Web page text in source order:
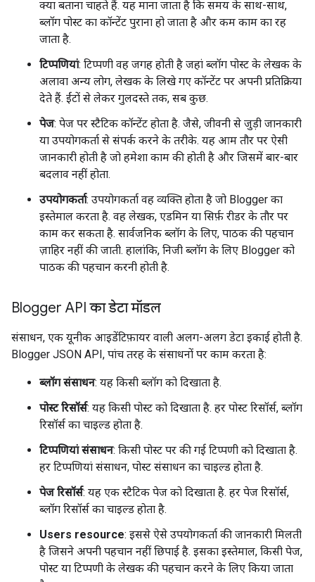
क्या बताना चाहते हैं. यह माना जाता है कि समय के साथ-साथ,
ब्लॉग पोस्ट का कॉन्टेंट पुराना हो जाता है और कम काम का रह
जाता है.
टिप्पणियां: टिप्पणी वह जगह होती है जहां ब्लॉग पोस्ट के लेखक के
अलावा अन्य लोग, लेखक के लिखे गए कॉन्टेंट पर अपनी प्रतिक्रिया
देते हैं. ईंटों से लेकर गुलदस्ते तक, सब कुछ.
पेज: पेज पर स्टैटिक कॉन्टेंट होता है. जैसे, जीवनी से जुड़ी जानकारी
या उपयोगकर्ता से संपर्क करने के तरीके. यह आम तौर पर ऐसी
जानकारी होती है जो हमेशा काम की होती है और जिसमें बार-बार
बदलाव नहीं होता.
उपयोगकर्ता: उपयोगकर्ता वह व्यक्ति होता है जो Blogger का
इस्तेमाल करता है. वह लेखक, एडमिन या सिर्फ़ रीडर के तौर पर
काम कर सकता है. सार्वजनिक ब्लॉग के लिए, पाठक की पहचान
ज़ाहिर नहीं की जाती. हालांकि, निजी ब्लॉग के लिए Blogger को
पाठक की पहचान करनी होती है.
Blogger API का डेटा मॉडल
संसाधन, एक यूनीक आइडेंटिफ़ायर वाली अलग-अलग डेटा इकाई होती है.
Blogger JSON API, पांच तरह के संसाधनों पर काम करता है:
ब्लॉग संसाधन: यह किसी ब्लॉग को दिखाता है.
पोस्ट रिसॉर्स: यह किसी पोस्ट को दिखाता है. हर पोस्ट रिसॉर्स, ब्लॉग
रिसॉर्स का चाइल्ड होता है.
टिप्पणियां संसाधन: किसी पोस्ट पर की गई टिप्पणी को दिखाता है.
हर टिप्पणियां संसाधन, पोस्ट संसाधन का चाइल्ड होता है.
पेज रिसॉर्स: यह एक स्टैटिक पेज को दिखाता है. हर पेज रिसॉर्स,
ब्लॉग रिसॉर्स का चाइल्ड होता है.
Users resource: इससे ऐसे उपयोगकर्ता की जानकारी मिलती
है जिसने अपनी पहचान नहीं छिपाई है. इसका इस्तेमाल, किसी पेज,
पोस्ट या टिप्पणी के लेखक की पहचान करने के लिए किया जाता